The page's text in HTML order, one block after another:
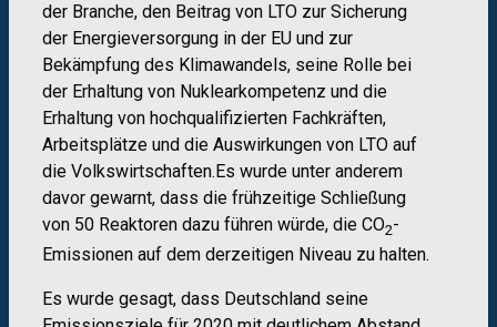
der Branche, den Beitrag von LTO zur Sicherung
der Energieversorgung in der EU und zur
Bekämpfung des Klimawandels, seine Rolle bei
der Erhaltung von Nuklearkompetenz und die
Erhaltung von hochqualifizierten Fachkräften,
Arbeitsplätze und die Auswirkungen von LTO auf
die Volkswirtschaften.Es wurde unter anderem
davor gewarnt, dass die frühzeitige Schließung
von 50 Reaktoren dazu führen würde, die CO2-
Emissionen auf dem derzeitigen Niveau zu halten.
Es wurde gesagt, dass Deutschland seine